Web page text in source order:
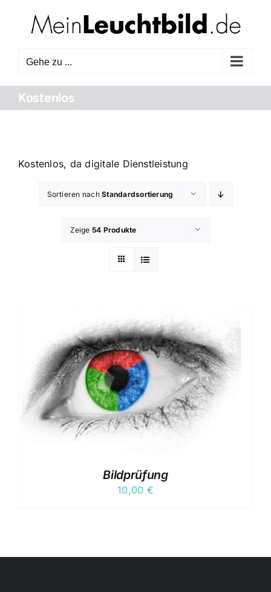
Gehe zu ...
Kostenlos
Kostenlos, da digitale Dienstleistung
Sortieren nachStandardsortierung
Zeige 54 Produkte
Bildprüfung
10,00 €